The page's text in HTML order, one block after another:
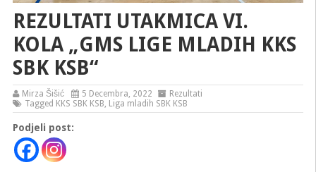
REZULTATI UTAKMICA VI.
KOLA „GMS LIGE MLADIH KKS
SBK KSB“
Mirza Šišić 5 Decembra, 2022
Rezultati
Tagged KKS SBK KSB, Liga mladih SBK KSB
Podjeli post: